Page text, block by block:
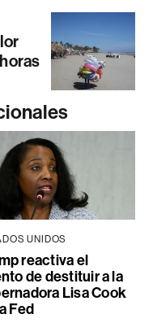
UNIDOS
reactiva el
de destituir a la
Lisa Cook
Fed